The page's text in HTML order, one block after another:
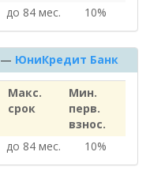
до 84 мес. 10%
— ЮниКредит Банк
Макс.
срок
Мин.
перв.
взнос.
до 84 мес. 10%